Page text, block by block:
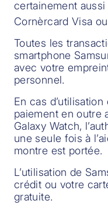
certainement
Cornèrcard Visa
Toutes les
smartphone
avec votre
personnel.
En cas
paiement en outre
Galaxy Watch,
une seule fois à
montre est portée.
L’utilisation de
crédit ou votre
gratuite.